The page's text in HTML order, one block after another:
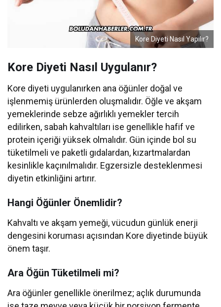
Kore Diyeti Nasıl Yapılır?
Kore Diyeti Nasıl Uygulanır?
Kore diyeti uygulanırken ana öğünler doğal ve
işlenmemiş ürünlerden oluşmalıdır. Öğle ve akşam
yemeklerinde sebze ağırlıklı yemekler tercih
edilirken, sabah kahvaltıları ise genellikle hafif ve
protein içeriği yüksek olmalıdır. Gün içinde bol su
tüketilmeli ve paketli gıdalardan, kızartmalardan
kesinlikle kaçınılmalıdır. Egzersizle desteklenmesi
diyetin etkinliğini artırır.
Hangi Öğünler Önemlidir?
Kahvaltı ve akşam yemeği, vücudun günlük enerji
dengesini koruması açısından Kore diyetinde büyük
önem taşır.
Ara Öğün Tüketilmeli mi?
Ara öğünler genellikle önerilmez; açlık durumunda